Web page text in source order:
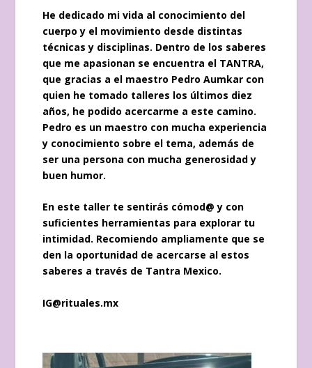
He dedicado mi vida al conocimiento del
cuerpo y el movimiento desde distintas
técnicas y disciplinas. Dentro de los saberes
que me apasionan se encuentra el TANTRA,
que gracias a el maestro Pedro Aumkar con
quien he tomado talleres los últimos diez
años, he podido acercarme a este camino.
Pedro es un maestro con mucha experiencia
y conocimiento sobre el tema, además de
ser una persona con mucha generosidad y
buen humor.
En este taller te sentirás cómod@ y con
suficientes herramientas para explorar tu
intimidad. Recomiendo ampliamente que se
den la oportunidad de acercarse al estos
saberes a través de Tantra Mexico.
IG@rituales.mx